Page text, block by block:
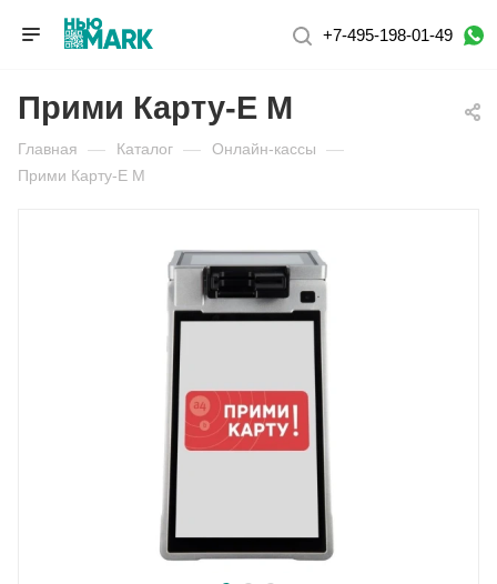
+7-495-198-01-49
Прими Карту-E М
Главная — Каталог — Онлайн-кассы —
Прими Карту-E М